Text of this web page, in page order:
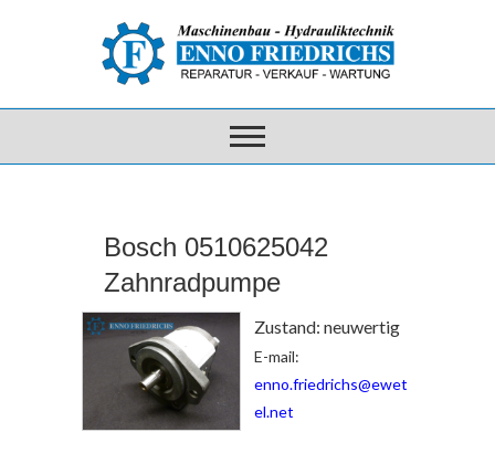
Bosch 0510625042
Zahnradpumpe
Zustand: neuwertig
E-mail:
enno.friedrichs@ewet
el.net